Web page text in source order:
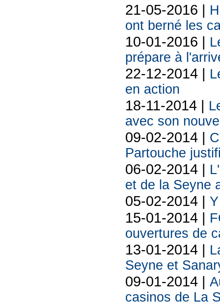
21-05-2016 |
ont berné les
10-01-2016 |
prépare à
22-12-2014 |
en action
18-11-2014 |
avec son
09-02-2014 |
Partouche
06-02-2014 |
et de la Seyne
05-02-2014 |
15-01-2014 |
ouvertures de
13-01-2014 |
Seyne et
09-01-2014 |
casinos de La